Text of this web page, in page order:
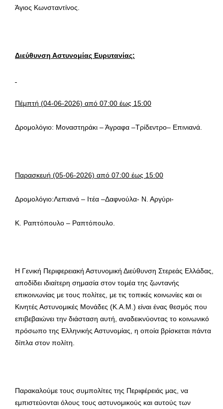
Άγιος Κωνσταντίνος.
Διεύθυνση Αστυνομίας Ευρυτανίας:
Πέμπτή (04-06-2026) από 07:00 έως 15:00
Δρομολόγιο: Μοναστηράκι – Άγραφα –Τρίδεντρο– Επινιανά.
Παρασκευή (05-06-2026) από 07:00 έως 15:00
Δρομολόγιο:Λεπιανά – Ιτέα –Δαφνούλα- Ν. Αργύρι-
Κ. Ραπτόπουλο – Ραπτόπουλο.
Η Γενική Περιφερειακή Αστυνομική Διεύθυνση Στερεάς Ελλάδας,
αποδίδει ιδιαίτερη σημασία στον τομέα της ζωντανής
επικοινωνίας με τους πολίτες, με τις τοπικές κοινωνίες και οι
Κινητές Αστυνομικές Μονάδες (Κ.Α.Μ.) είναι ένας θεσμός που
επιβεβαιώνει την διάσταση αυτή, αναδεικνύοντας το κοινωνικό
πρόσωπο της Ελληνικής Αστυνομίας, η οποία βρίσκεται πάντα
δίπλα στον πολίτη.
Παρακαλούμε τους συμπολίτες της Περιφέρειάς μας, να
εμπιστεύονται όλους τους αστυνομικούς και αυτούς των